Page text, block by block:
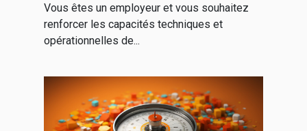
Vous êtes un employeur et vous souhaitez
renforcer les capacités techniques et
opérationnelles de...